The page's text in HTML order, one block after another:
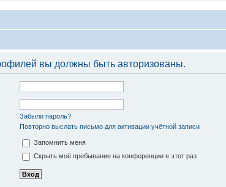
вы должны быть авторизованы.
Забыли пароль?
Повторно выслать письмо для активации учётной записи
Запомнить меня
Скрыть моё пребывание на конференции в этот раз